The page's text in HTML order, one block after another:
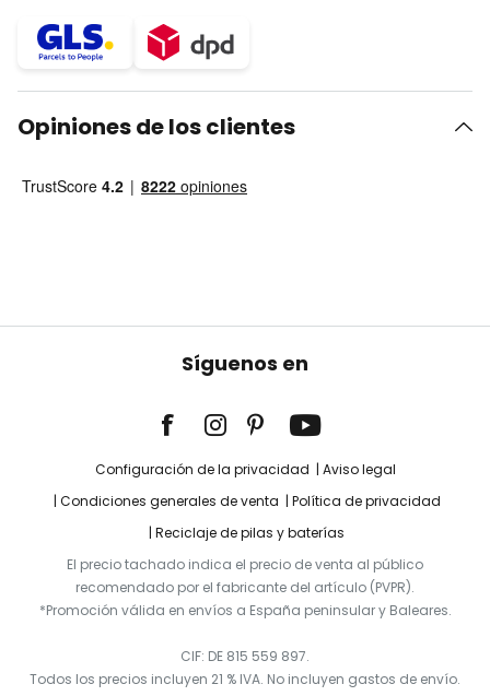
Opiniones de los clientes
Síguenos en
Configuración de la privacidad
Aviso legal
Condiciones generales de venta
Política de privacidad
Reciclaje de pilas y baterías
El precio tachado indica el precio de venta al público
recomendado por el fabricante del artículo (PVPR).
*Promoción válida en envíos a España peninsular y Baleares.
CIF: DE 815 559 897.
Todos los precios incluyen 21 % IVA. No incluyen gastos de envío.